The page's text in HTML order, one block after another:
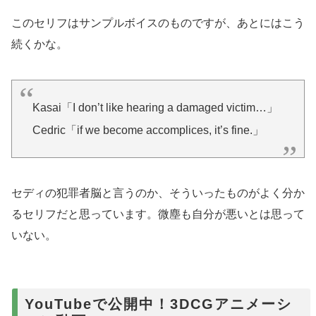
このセリフはサンプルボイスのものですが、あとにはこう
続くかな。
Kasai「I don’t like hearing a damaged victim…」
Cedric「if we become accomplices, it’s fine.」
セディの犯罪者脳と言うのか、そういったものがよく分か
るセリフだと思っています。微塵も自分が悪いとは思って
いない。
YouTubeで公開中！3DCGアニメーシ